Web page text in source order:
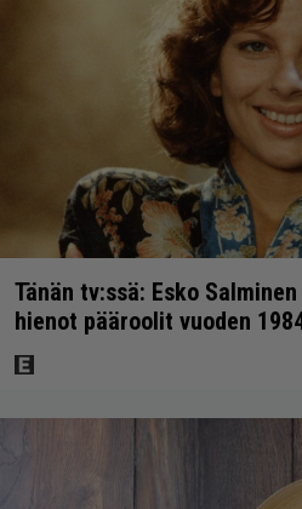
Tänän tv:ssä: Esko
hienot pääroolit vuoden